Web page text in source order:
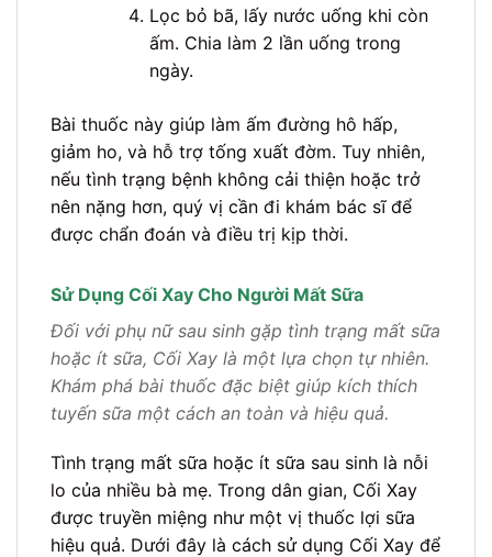
Lọc bỏ bã, lấy nước uống khi còn
ấm. Chia làm 2 lần uống trong
ngày.
Bài thuốc này giúp làm ấm đường hô hấp,
giảm ho, và hỗ trợ tống xuất đờm. Tuy nhiên,
nếu tình trạng bệnh không cải thiện hoặc trở
nên nặng hơn, quý vị cần đi khám bác sĩ để
được chẩn đoán và điều trị kịp thời.
Sử Dụng Cối Xay Cho Người Mất Sữa
Đối với phụ nữ sau sinh gặp tình trạng mất sữa
hoặc ít sữa, Cối Xay là một lựa chọn tự nhiên.
Khám phá bài thuốc đặc biệt giúp kích thích
tuyến sữa một cách an toàn và hiệu quả.
Tình trạng mất sữa hoặc ít sữa sau sinh là nỗi
lo của nhiều bà mẹ. Trong dân gian, Cối Xay
được truyền miệng như một vị thuốc lợi sữa
hiệu quả. Dưới đây là cách sử dụng Cối Xay để